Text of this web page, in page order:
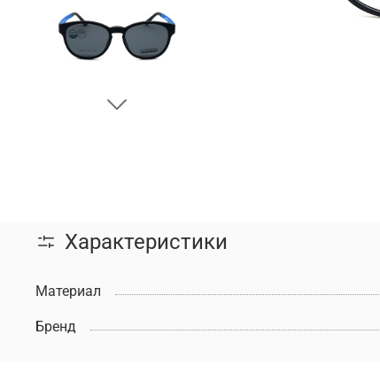
Характеристики
Материал
Бренд